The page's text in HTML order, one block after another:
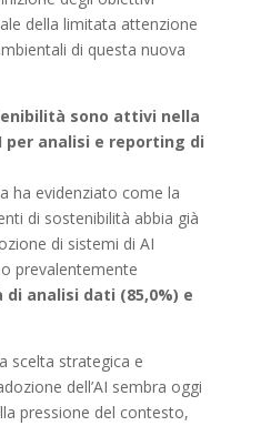
della limitata attenzione
di questa nuova
sono attivi nella
per analisi e reporting di
ha evidenziato come la
di sostenibilità abbia già
di sistemi di AI
prevalentemente
analisi dati (85,0%) e
scelta strategica e
dell’AI sembra oggi
pressione del contesto,